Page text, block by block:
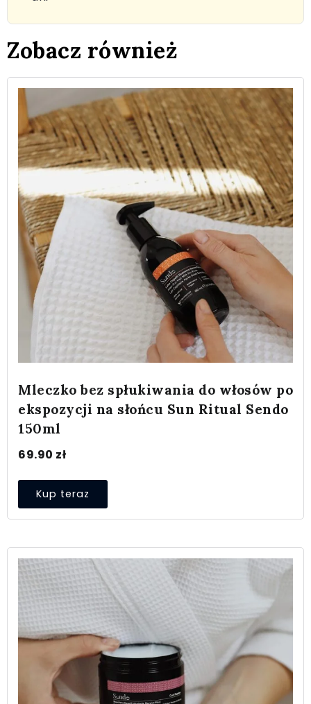
Zobacz również
Mleczko bez spłukiwania do włosów po
ekspozycji na słońcu Sun Ritual Sendo
150ml
69.90 zł
Kup teraz